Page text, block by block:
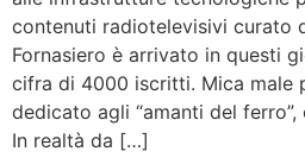
contenuti radiotelevisivi curato
Fornasiero è arrivato in questi
cifra di 4000 iscritti. Mica male
dedicato agli “amanti del
In realtà da […]